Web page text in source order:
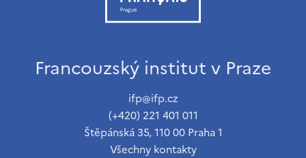
Francouzský institut v Praze
ifp@ifp.cz
(+420) 221 401 011
Štěpánská 35, 110 00 Praha 1
Všechny kontakty